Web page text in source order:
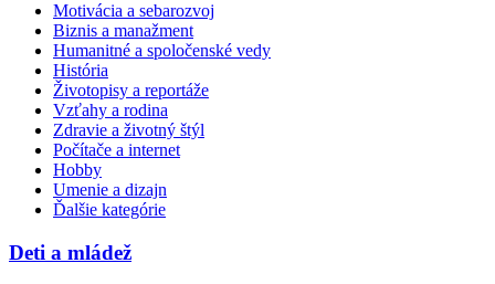
Motivácia a sebarozvoj
Biznis a manažment
Humanitné a spoločenské vedy
História
Životopisy a reportáže
Vzťahy a rodina
Zdravie a životný štýl
Počítače a internet
Hobby
Umenie a dizajn
Ďalšie kategórie
Deti a mládež